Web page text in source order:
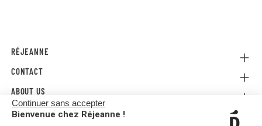
Continuer sans accepter
Bienvenue chez Réjeanne !
RÉJEANNE
Referral
FAQ
E-gift card
CONTACT
Contact us
Press
ABOUT US
Legal Conditions & Terms and Conditions